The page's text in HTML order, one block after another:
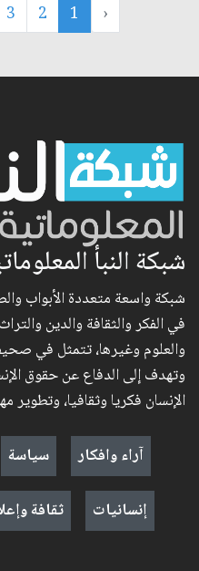
‹
1
2
3
شبكة النبأ
شبكة واسعة متعددة الأبواب
في الفكر والثقافة والدين
والعلوم وغيرها، تتمثل في
وتهدف إلى الدفاع عن حقوق
الإنسان فكريا وثقافيا، وتطوير
آراء وافكار
سياسة
إنسانيات
ثقافة